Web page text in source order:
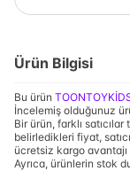
Ürün Bilgisi
Bu ürün
İncelemiş olduğunuz
Bir ürün, farklı
belirledikleri fiyat,
ücretsiz kargo avantajı
Ayrıca, ürünlerin stok